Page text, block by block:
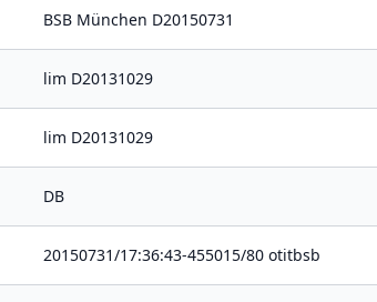
BSB München D20150731
lim D20131029
lim D20131029
DB
20150731/17:36:43-455015/80 otitbsb